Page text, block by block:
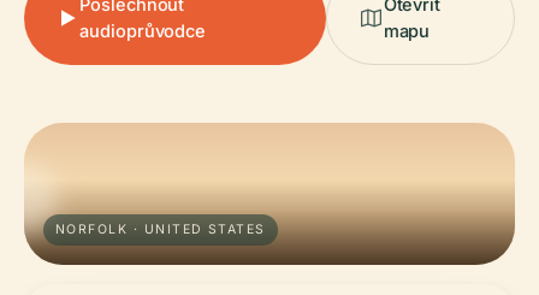
Poslechnout
audioprůvodce
Otevřít
mapu
NORFOLK · UNITED STATES